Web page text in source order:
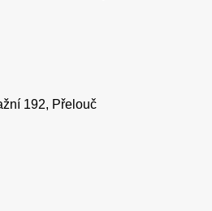
192, Přelouč